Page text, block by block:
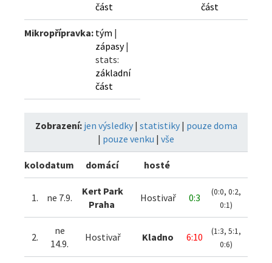
část
část
Mikropřípravka: tým |
zápasy|
stats:
základní
část
Zobrazení: jen výsledky| statistiky| pouze doma
| pouze venku | vše
kolodatum domácí hosté
1. ne 7.9.
Kert Park
Praha
Hostivař 0:3
(0:0, 0:2,
0:1)
2.
ne
14.9.
Hostivař Kladno 6:10
(1:3, 5:1,
0:6)